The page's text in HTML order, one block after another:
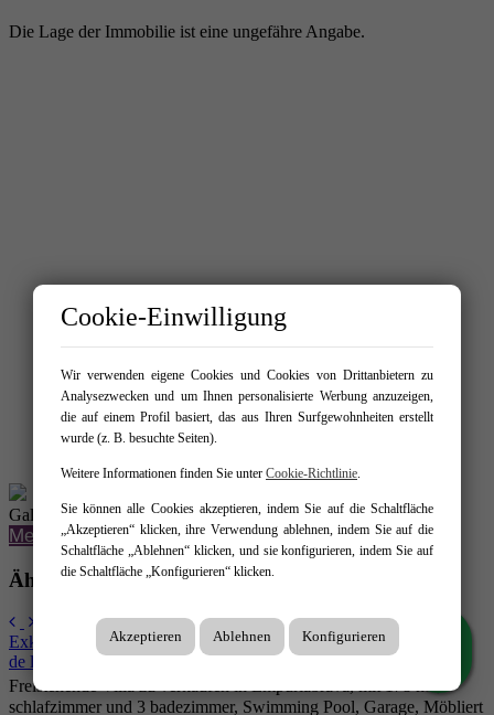
Die Lage der Immobilie ist eine ungefähre Angabe.
Galerie
Mehr Fotos laden
Ähnliche angebote:
Exklusive Villa mit spektakulärem Panorama-Meerblick in El Port
de la Selva
Freistehende Villa zu verkaufen in Empuriabrava, mit 178 m , 4
schlafzimmer und 3 badezimmer, Swimming Pool, Garage, Möbliert
Cookie-Einwilligung
Wir verwenden eigene Cookies und Cookies von Drittanbietern zu
Analysezwecken und um Ihnen personalisierte Werbung anzuzeigen,
die auf einem Profil basiert, das aus Ihren Surfgewohnheiten erstellt
wurde (z. B. besuchte Seiten).
Weitere Informationen finden Sie unter Cookie-Richtlinie.
Sie können alle Cookies akzeptieren, indem Sie auf die Schaltfläche
„Akzeptieren“ klicken, ihre Verwendung ablehnen, indem Sie auf die
Schaltfläche „Ablehnen“ klicken, und sie konfigurieren, indem Sie auf
die Schaltfläche „Konfigurieren“ klicken.
Akzeptieren Ablehnen Konfigurieren